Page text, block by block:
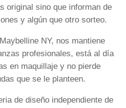
original sino que informan de
y algún que otro sorteo.
NY, nos mantiene
profesionales, está al día
en maquillaje y no pierde
que se le planteen.
de diseño independiente de